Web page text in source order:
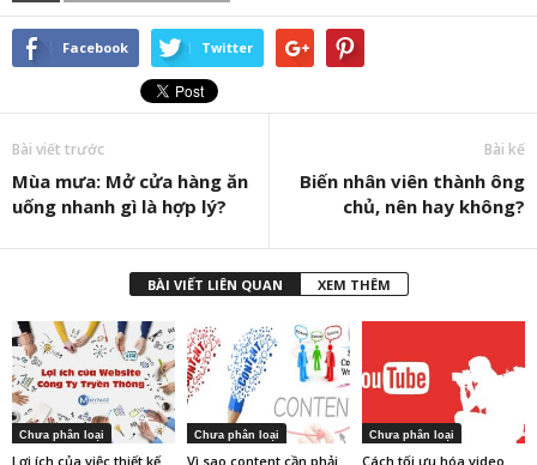
Facebook Twitter
Bài viết trước
Mùa mưa: Mở cửa hàng ăn
uống nhanh gì là hợp lý?
Bài kế
Biến nhân viên thành ông
chủ, nên hay không?
BÀI VIẾT LIÊN QUAN XEM THÊM
Chưa phân loại
Lợi ích của việc thiết kế
Chưa phân loại
Vì sao content cần phải
Chưa phân loại
Cách tối ưu hóa video